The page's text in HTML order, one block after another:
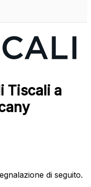
Tiscali a
di seguito.